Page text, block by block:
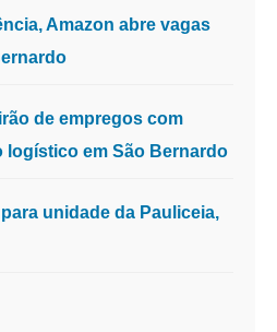
Amazon abre vagas
de empregos com
logístico em São Bernardo
unidade da Pauliceia,